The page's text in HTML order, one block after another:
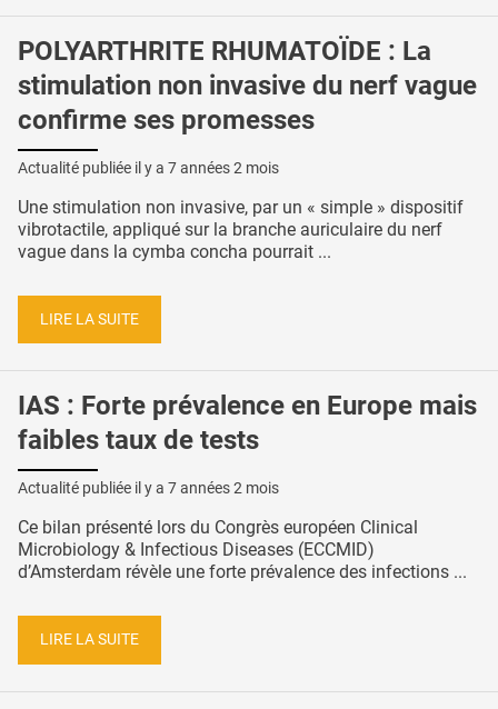
POLYARTHRITE RHUMATOÏDE : La
stimulation non invasive du nerf vague
confirme ses promesses
Actualité publiée il y a 7 années 2 mois
Une stimulation non invasive, par un « simple » dispositif
vibrotactile, appliqué sur la branche auriculaire du nerf
vague dans la cymba concha pourrait ...
LIRE LA SUITE
IAS : Forte prévalence en Europe mais
faibles taux de tests
Actualité publiée il y a 7 années 2 mois
Ce bilan présenté lors du Congrès européen Clinical
Microbiology & Infectious Diseases (ECCMID)
d’Amsterdam révèle une forte prévalence des infections ...
LIRE LA SUITE